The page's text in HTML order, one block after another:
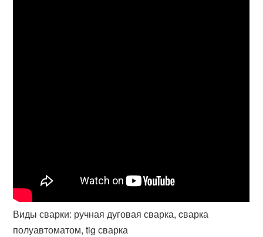
Виды сварки: ручная дуговая сварка, cварка
полуавтоматом, tig сварка